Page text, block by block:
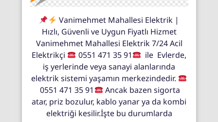
Vanimehmet Mahallesi Elektrik |
Hızlı, Güvenli ve Uygun Fiyatlı Hizmet
Vanimehmet Mahallesi Elektrik 7/24 Acil
Elektrikçi
0551 471 35 91
ile Evlerde,
iş yerlerinde veya sanayi alanlarında
elektrik sistemi yaşamın merkezindedir.
0551 471 35 91
Ancak bazen sigorta
atar, priz bozulur, kablo yanar ya da kombi
elektriği kesilir.İşte bu durumlarda